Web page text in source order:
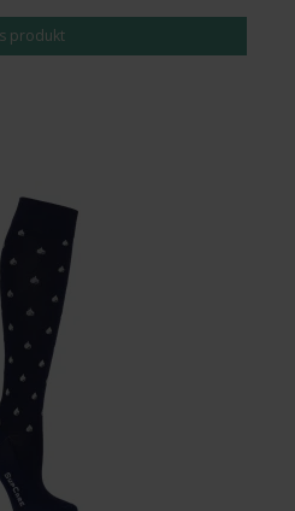
produkt